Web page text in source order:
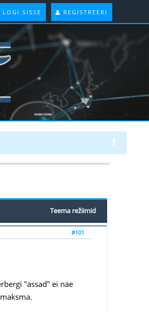
LOGI SISSE REGISTREERI
Teema režiimid
#101
"ässad" ei näe